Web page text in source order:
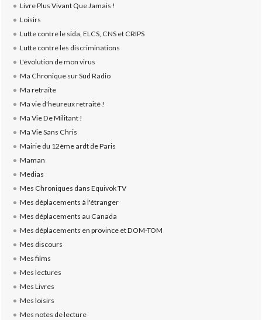
Livre Plus Vivant Que Jamais !
Loisirs
Lutte contre le sida, ELCS, CNS et CRIPS
Lutte contre les discriminations
L'évolution de mon virus
Ma Chronique sur Sud Radio
Ma retraite
Ma vie d'heureux retraité !
Ma Vie De Militant !
Ma Vie Sans Chris
Mairie du 12ème ardt de Paris
Maman
Medias
Mes Chroniques dans Equivok TV
Mes déplacements à l'étranger
Mes déplacements au Canada
Mes déplacements en province et DOM-TOM
Mes discours
Mes films
Mes lectures
Mes Livres
Mes loisirs
Mes notes de lecture